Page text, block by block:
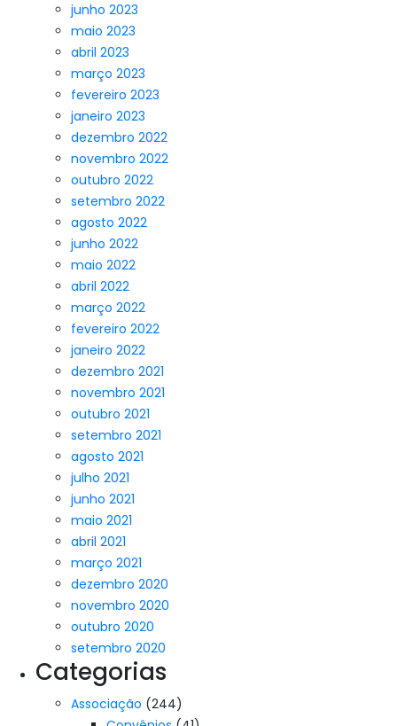
junho 2023
maio 2023
abril 2023
março 2023
fevereiro 2023
janeiro 2023
dezembro 2022
novembro 2022
outubro 2022
setembro 2022
agosto 2022
junho 2022
maio 2022
abril 2022
março 2022
fevereiro 2022
janeiro 2022
dezembro 2021
novembro 2021
outubro 2021
setembro 2021
agosto 2021
julho 2021
junho 2021
maio 2021
abril 2021
março 2021
dezembro 2020
novembro 2020
outubro 2020
setembro 2020
Categorias
Associação (244)